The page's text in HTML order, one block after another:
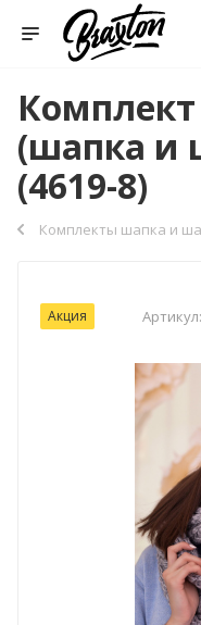
(шапка и
(4619-8)
Комплекты шапка и
Акция Артикул: